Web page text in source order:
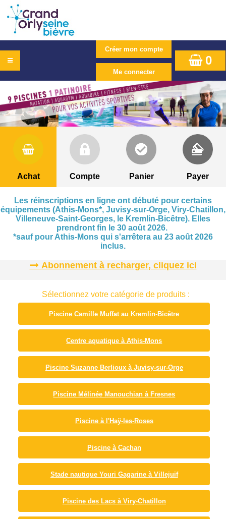
0
Achat Compte Panier Payer
Les réinscriptions en ligne ont débuté pour certains
équipements (Athis-Mons*, Juvisy-sur-Orge, Viry-Chatillon,
Villeneuve-Saint-Georges, le Kremlin-Bicêtre). Elles
prendront fin le 30 août 2026.
*sauf pour Athis-Mons qui s'arrêtera au 23 août 2026
inclus.
Abonnement à recharger, cliquez ici
Sélectionnez votre catégorie de produits :
Piscine Camille Muffat au Kremlin-Bicêtre
Centre aquatique à Athis-Mons
Piscine Suzanne Berlioux à Juvisy-sur-Orge
Piscine Mélinée Manouchian à Fresnes
Piscine à l'Haÿ-les-Roses
Piscine à Cachan
Stade nautique Youri Gagarine à Villejuif
Piscine des Lacs à Viry-Chatillon